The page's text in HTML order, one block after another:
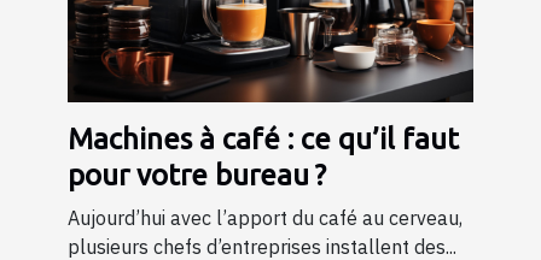
Machines à café : ce qu’il faut
pour votre bureau ?
Aujourd’hui avec l’apport du café au cerveau,
plusieurs chefs d’entreprises installent des...